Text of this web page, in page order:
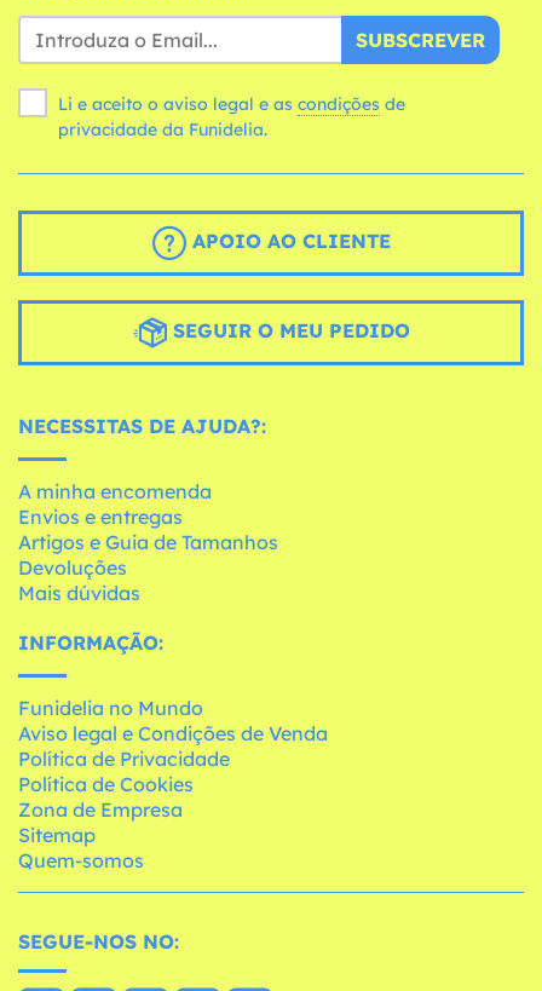
SUBSCREVER
Li e aceito o aviso legal e as condições
privacidade da Funidelia.
APOIO AO CLIENTE
SEGUIR O MEU PEDIDO
NECESSITAS DE AJUDA?:
A minha encomenda
Envios e entregas
Artigos e Guia de Tamanhos
Devoluções
Mais dúvidas
INFORMAÇÃO:
Funidelia no Mundo
Aviso legal e Condições de Venda
Política de Privacidade
Política de Cookies
Zona de Empresa
Sitemap
Quem-somos
SEGUE-NOS NO: